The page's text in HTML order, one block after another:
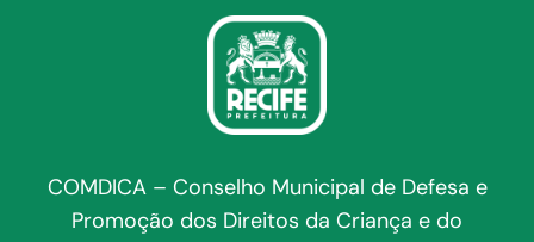
COMDICA – Conselho Municipal de Defesa e
Promoção dos Direitos da Criança e do